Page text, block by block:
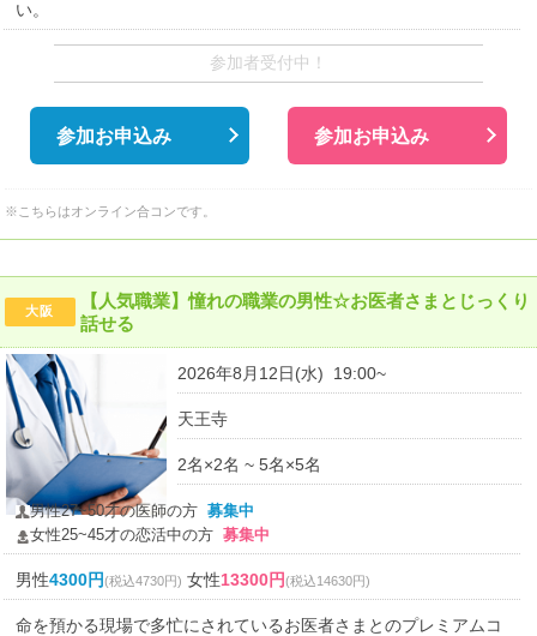
い。
参加者受付中！
参加お申込み 参加お申込み
※こちらはオンライン合コンです。
大阪
【人気職業】憧れの職業の男性☆お医者さまとじっくり
話せる
2026年8月12日(水) 19:00~
天王寺
2名×2名 ~ 5名×5名
男性27~50才の医師の方募集中
女性25~45才の恋活中の方募集中
男性4300円(税込4730円) 女性13300円(税込14630円)
命を預かる現場で多忙にされているお医者さまとのプレミアムコ